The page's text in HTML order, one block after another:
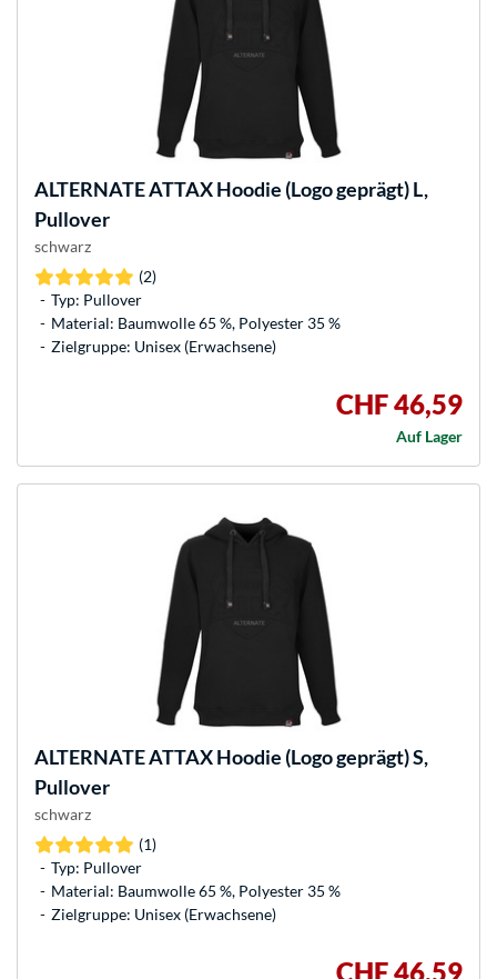
ALTERNATEATTAX Hoodie (Logo geprägt) L,
Pullover
schwarz
(2)
Typ: Pullover
Material: Baumwolle 65 %, Polyester 35 %
Zielgruppe: Unisex (Erwachsene)
CHF 46,59
Auf Lager
ALTERNATEATTAX Hoodie (Logo geprägt) S,
Pullover
schwarz
(1)
Typ: Pullover
Material: Baumwolle 65 %, Polyester 35 %
Zielgruppe: Unisex (Erwachsene)
CHF 46,59